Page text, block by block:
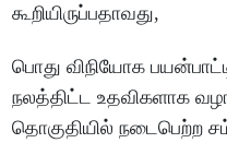
கூறியிருப்பதாவது,
பொது விநியோக
நலத்திட்ட உதவிகளாக
தொகுதியில் நடைபெற்ற